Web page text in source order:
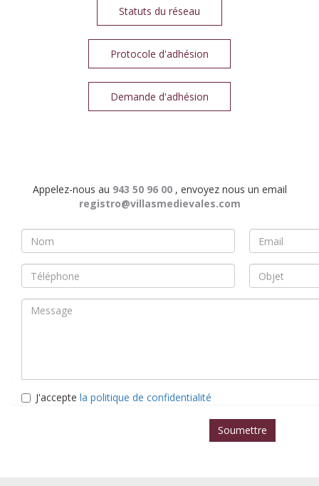
Statuts du réseau
Protocole d'adhésion
Demande d'adhésion
Appelez-nous au 943 50 96 00 , envoyez nous un email
registro@villasmedievales.com
*
J'accepte la politique de confidentialité
Soumettre